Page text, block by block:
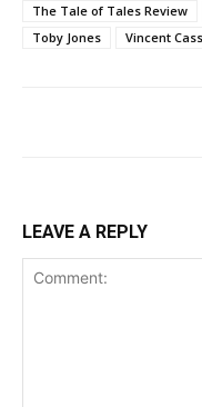
The Tale of Tales Review
Toby Jones
Vincent
LEAVE A REPLY